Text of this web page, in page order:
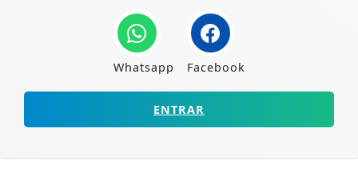
Whatsapp Facebook
ENTRAR